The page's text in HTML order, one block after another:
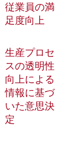
従業員の満
足度向上
生産プロセ
スの透明性
向上による
情報に基づ
いた意思決
定